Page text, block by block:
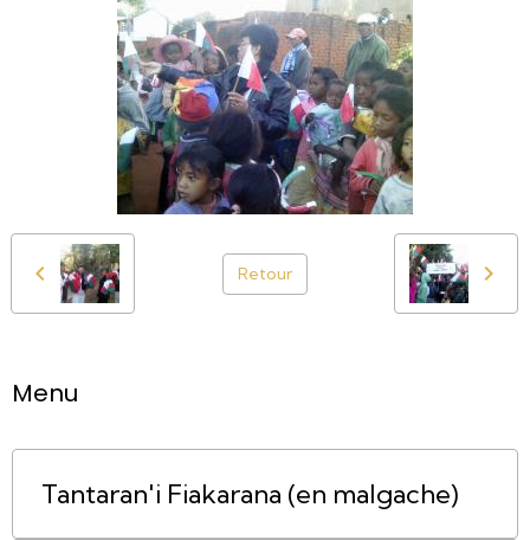
Retour
Menu
Tantaran'i Fiakarana (en malgache)